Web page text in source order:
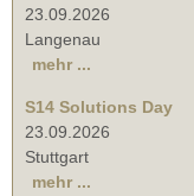
23.09.2026
Langenau
mehr ...
S14 Solutions Day
23.09.2026
Stuttgart
mehr ...